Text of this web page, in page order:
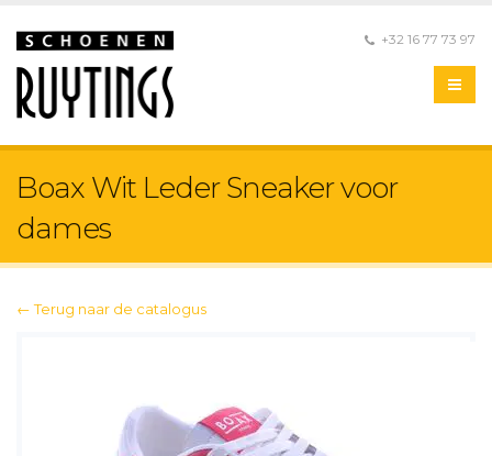
+32 16 77 73 97
Boax Wit Leder Sneaker voor
dames
← Terug naar de catalogus